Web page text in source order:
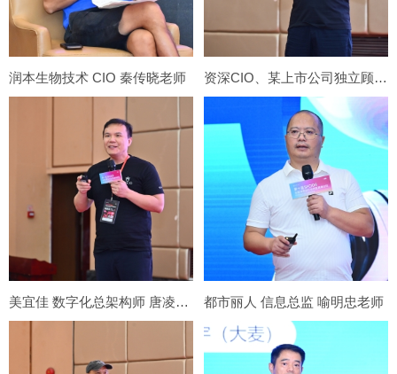
润本生物技术 CIO 秦传晓老师 资深CIO、某上市公司独立顾问、数字化创新专家 黄剑锋老师
美宜佳 数字化总架构师 唐凌遥老师 都市丽人 信息总监 喻明忠老师